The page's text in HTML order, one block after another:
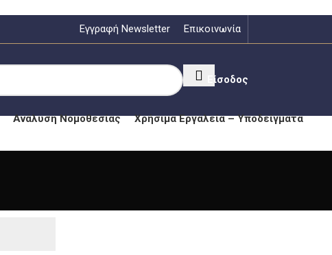
Εγγραφή Newsletter Επικοινωνία
Είσοδος
Ανάλυση Νομοθεσίας Χρήσιμα Εργαλεία – Υποδείγματα